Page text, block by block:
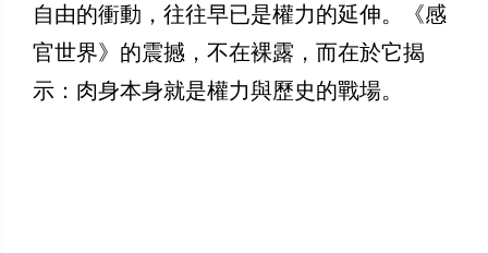
自由的衝動，往往早已是權力的延伸。《感
官世界》的震撼，不在裸露，而在於它揭
示：肉身本身就是權力與歷史的戰場。